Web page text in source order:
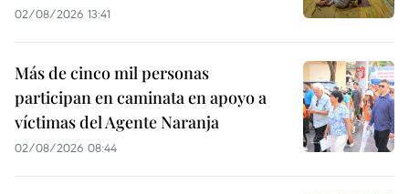
02/08/2026 13:41
Más de cinco mil personas
participan en caminata en apoyo a
víctimas del Agente Naranja
02/08/2026 08:44